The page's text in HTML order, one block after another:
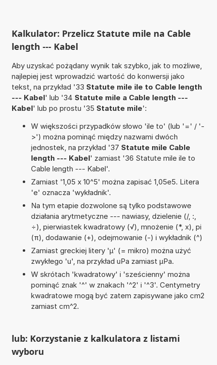
Kalkulator: Przelicz Statute mile na Cable
length --- Kabel
Aby uzyskać pożądany wynik tak szybko, jak to możliwe,
najlepiej jest wprowadzić wartość do konwersji jako
tekst, na przykład '33 Statute mile ile to Cable length
--- Kabel' lub '34 Statute mile a Cable length ---
Kabel' lub po prostu '35 Statute mile':
W większości przypadków słowo 'ile to' (lub '=' / '-
>') można pominąć między nazwami dwóch
jednostek, na przykład '37 Statute mile Cable
length --- Kabel' zamiast '36 Statute mile ile to
Cable length --- Kabel'.
Zamiast '1,05 x 10^5' można zapisać 1,05e5. Litera
'e' oznacza 'wykładnik'.
Na tym etapie dozwolone są tylko podstawowe
działania arytmetyczne --- nawiasy, dzielenie (/, :,
÷), pierwiastek kwadratowy (√), mnożenie (*, x), pi
(π), dodawanie (+), odejmowanie (-) i wykładnik (^)
Zamiast greckiej litery 'µ' (= mikro) można użyć
zwykłego 'u', na przykład uPa zamiast µPa.
W skrótach 'kwadratowy' i 'sześcienny' można
pominąć znak '^' w znakach '^2' i '^3'. Centymetry
kwadratowe mogą być zatem zapisywane jako cm2
zamiast cm^2.
lub: Korzystanie z kalkulatora z listami
wyboru